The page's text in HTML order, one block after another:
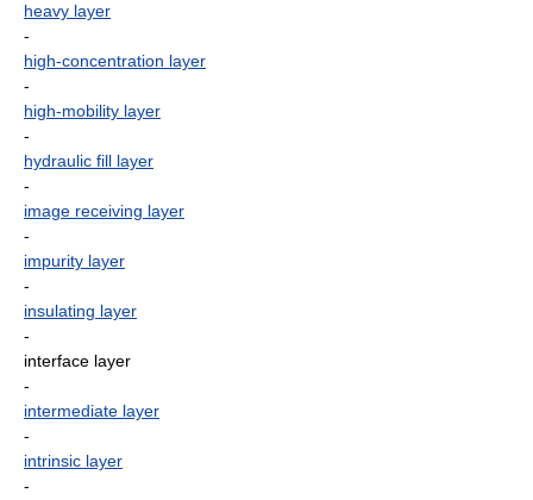
heavy layer
-
high-concentration layer
-
high-mobility layer
-
hydraulic fill layer
-
image receiving layer
-
impurity layer
-
insulating layer
-
interface layer
-
intermediate layer
-
intrinsic layer
-